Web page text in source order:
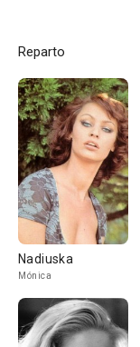
Reparto
Nadiuska
Mónica